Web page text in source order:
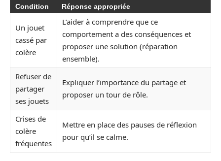
Condition Réponse appropriée
Un jouet
cassé par
colère
L’aider à comprendre que ce
comportement a des conséquences et
proposer une solution (réparation
ensemble).
Refuser de
partager
ses jouets
Expliquer l’importance du partage et
proposer un tour de rôle.
Crises de
colère
fréquentes
Mettre en place des pauses de réflexion
pour qu’il se calme.